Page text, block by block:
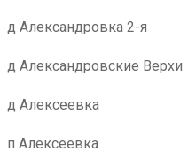
д Александровка 2-я
д Александровские Верхи
д Алексеевка
п Алексеевка